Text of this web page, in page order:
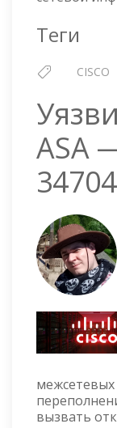
Теги
CISCO
ASA
34704
межсетевых
вызвать